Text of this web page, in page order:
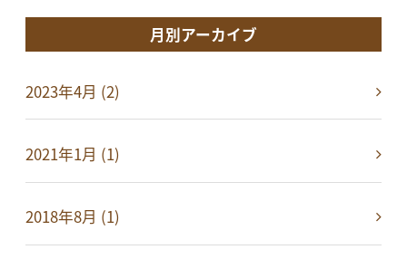
月別アーカイブ
2023年4月 (2)
2021年1月 (1)
2018年8月 (1)